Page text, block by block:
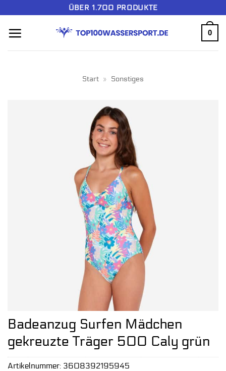
springen
ÜBER 1.700 PRODUKTE
0
Start » Sonstiges
Badeanzug Surfen Mädchen
gekreuzte Träger 500 Caly grün
Artikelnummer: 3608392195945